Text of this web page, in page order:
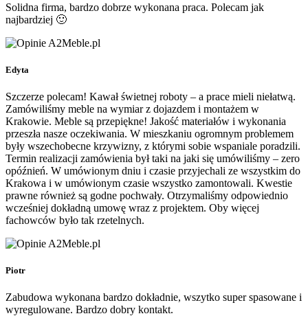
Solidna firma, bardzo dobrze wykonana praca. Polecam jak
najbardziej 🙂
Edyta
Szczerze polecam! Kawał świetnej roboty – a prace mieli niełatwą.
Zamówiliśmy meble na wymiar z dojazdem i montażem w
Krakowie. Meble są przepiękne! Jakość materiałów i wykonania
przeszła nasze oczekiwania. W mieszkaniu ogromnym problemem
były wszechobecne krzywizny, z którymi sobie wspaniale poradzili.
Termin realizacji zamówienia był taki na jaki się umówiliśmy – zero
opóźnień. W umówionym dniu i czasie przyjechali ze wszystkim do
Krakowa i w umówionym czasie wszystko zamontowali. Kwestie
prawne również są godne pochwały. Otrzymaliśmy odpowiednio
wcześniej dokładną umowę wraz z projektem. Oby więcej
fachowców było tak rzetelnych.
Piotr
Zabudowa wykonana bardzo dokładnie, wszytko super spasowane i
wyregulowane. Bardzo dobry kontakt.